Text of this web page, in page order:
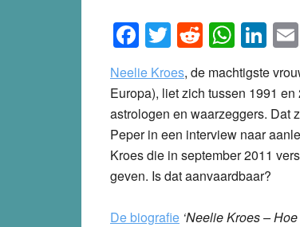
Facebook
Twitter
Reddit
Neelie Kroes, de machtigste
Europa), liet zich tussen 1991
astrologen en waarzeggers. Dat
Peper in een interview naar
Kroes die in september 2011
geven. Is dat aanvaardbaar?
De biografie ‘Neelie Kroes –